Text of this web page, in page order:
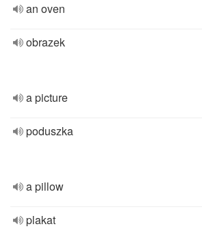
an oven
obrazek
a picture
poduszka
a pillow
plakat